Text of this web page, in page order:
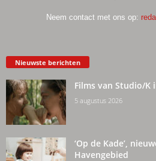
Neem contact met ons op:
Nieuwste berichten
Films van Studio/K
5 augustus 2026
‘Op de Kade’,
Havengebied